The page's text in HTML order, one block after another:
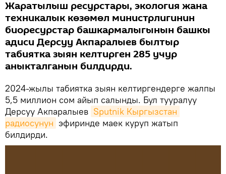
Жаратылыш ресурстары, экология жана
техникалык көзөмөл министрлигинин
биоресурстар башкармалыгынын башкы
адиси Дерсуу Акпаралыев былтыр
табиятка зыян келтирген 285 учур
аныкталганын билдирди.
2024-жылы табиятка зыян келтиргендерге жалпы
5,5 миллион сом айып салынды. Бул тууралуу
Дерсуу Акпаралыев Sputnik Кыргызстан
радиосунун эфиринде маек куруп жатып
билдирди.